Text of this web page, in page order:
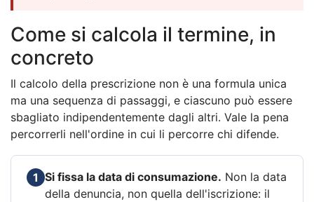
Come si calcola il termine, in
concreto
Il calcolo della prescrizione non è una formula unica
ma una sequenza di passaggi, e ciascuno può essere
sbagliato indipendentemente dagli altri. Vale la pena
percorrerli nell'ordine in cui li percorre chi difende.
1 Si fissa la data di consumazione. Non la data
della denuncia, non quella dell'iscrizione: il